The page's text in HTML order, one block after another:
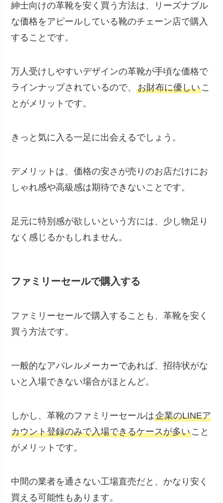
紳士向けの革靴を安く買う方法は、リーズナブル
な価格をアピールしている靴のチェーン店で購入
することです。
万人受けしやすいデザインの革靴が手頃な価格で
ラインナップされているので、お財布に優しいこ
とがメリットです。
きっと気に入る一足に出会えるでしょう。
デメリットは、価格の安さが売りのお店だけにお
しゃれ感や高級感は期待できないことです。
足元に特別感が欲しいという方には、少し物足り
なく感じるかもしれません。
ファミリーセールで購入する
ファミリーセールで購入することも、革靴を安く
買う方法です。
一般的なアパレルメーカーであれば、招待状がな
いと入場できない場合がほとんど。
しかし、革靴のファミリーセールは企業のLINEア
カウント登録のみで入場できるケースが多いこと
がメリットです。
中間の業者を通さない工場直売だと、かなり安く
買える可能性もあります。